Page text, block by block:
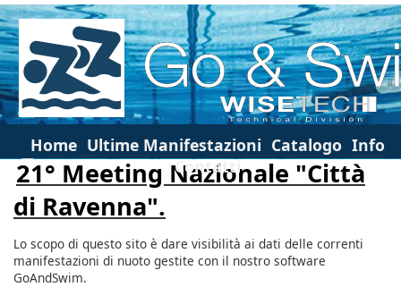
Home Ultime Manifestazioni Catalogo Info
Contatti
21° Meeting Nazionale "Città
di Ravenna".
Lo scopo di questo sito è dare visibilità ai dati delle correnti
manifestazioni di nuoto gestite con il nostro software
GoAndSwim.